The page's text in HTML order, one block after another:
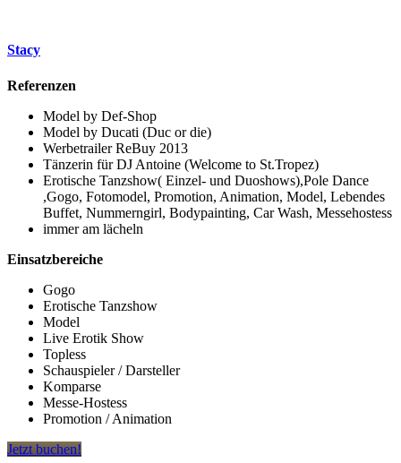
Stacy
Referenzen
Model by Def-Shop
Model by Ducati (Duc or die)
Werbetrailer ReBuy 2013
Tänzerin für DJ Antoine (Welcome to St.Tropez)
Erotische Tanzshow( Einzel- und Duoshows),Pole Dance
,Gogo, Fotomodel, Promotion, Animation, Model, Lebendes
Buffet, Nummerngirl, Bodypainting, Car Wash, Messehostess
immer am lächeln
Einsatzbereiche
Gogo
Erotische Tanzshow
Model
Live Erotik Show
Topless
Schauspieler / Darsteller
Komparse
Messe-Hostess
Promotion / Animation
Jetzt buchen!